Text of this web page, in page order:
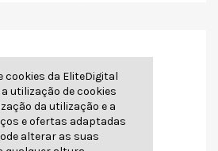
cookies da EliteDigital
utilização de cookies
da utilização e a
e ofertas adaptadas
alterar as suas